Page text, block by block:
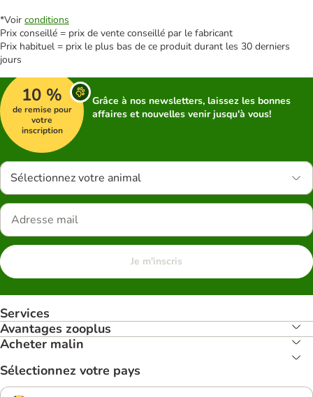
*Voir conditions
Prix conseillé = prix de vente conseillé par le fabricant
Prix habituel = prix le plus bas de ce produit durant les 30 derniers
jours
10 %
de remise pour
votre
inscription
Grâce à nos newsletters, laissez les bonnes
affaires et nouvelles venir jusqu'à vous!
Sélectionnez votre animal
Je m'inscris
Services
Avantages zooplus
Acheter malin
Sélectionnez votre pays